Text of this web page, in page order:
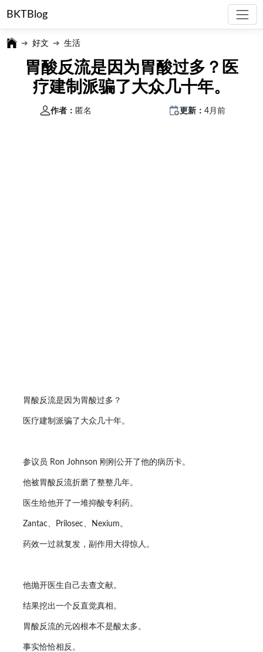
BKTBlog
好文 生活
胃酸反流是因为胃酸过多？医
疗建制派骗了大众几十年。
作者： 匿名 更新：4月前
胃酸反流是因为胃酸过多？
医疗建制派骗了大众几十年。
参议员 Ron Johnson 刚刚公开了他的病历卡。
他被胃酸反流折磨了整整几年。
医生给他开了一堆抑酸专利药。
Zantac、Prilosec、Nexium。
药效一过就复发，副作用大得惊人。
他抛开医生自己去查文献。
结果挖出一个反直觉真相。
胃酸反流的元凶根本不是酸太多。
事实恰恰相反。